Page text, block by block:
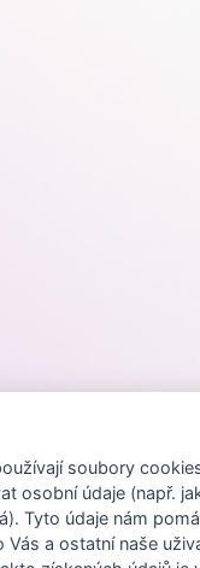
Provozováno
soubory
osobní údaje (např.
Tyto údaje nám
a ostatní naše